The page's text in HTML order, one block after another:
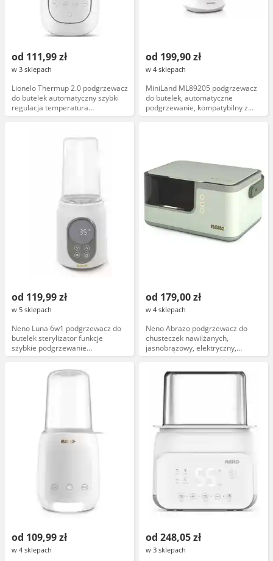
od 111,99 zł
w 3 sklepach
Lionelo Thermup 2.0 podgrzewacz
do butelek automatyczny szybki
regulacja temperatura
kompatybilny z różnymi
od 199,90 zł
w 4 sklepach
MiniLand ML89205 podgrzewacz
do butelek, automatyczne
podgrzewanie, kompatybilny z
butelkami 150-330 ml, szybki
od 119,99 zł
w 5 sklepach
Neno Luna 6w1 podgrzewacz do
butelek sterylizator funkcje
szybkie podgrzewanie
kompatybilny z butelkami 150ml
od 179,00 zł
w 4 sklepach
Neno Abrazo podgrzewacz do
chusteczek nawilżanych,
jasnobrązowy, elektryczny,
automatyczny, z funkcją
od 109,99 zł
w 4 sklepach
od 248,05 zł
w 3 sklepach